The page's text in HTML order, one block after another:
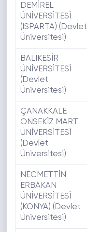
DEMİREL
ÜNİVERSİTESİ
(ISPARTA) (Devlet
Üniversitesi)
BALIKESİR
ÜNİVERSİTESİ
(Devlet
Üniversitesi)
ÇANAKKALE
ONSEKİZ MART
ÜNİVERSİTESİ
(Devlet
Üniversitesi)
NECMETTİN
ERBAKAN
ÜNİVERSİTESİ
(KONYA) (Devlet
Üniversitesi)